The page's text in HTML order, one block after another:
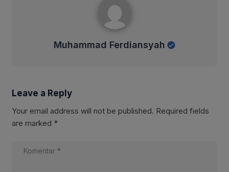
Muhammad Ferdiansyah
Leave a Reply
Your email address will not be published. Required fields
are marked *